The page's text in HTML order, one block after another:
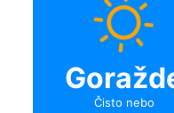
Čisto nebo